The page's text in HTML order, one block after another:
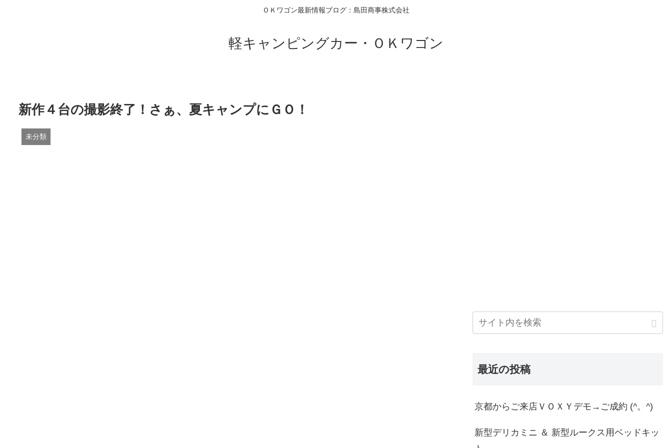
ＯＫワゴン最新情報ブログ：島田商事株式会社
軽キャンピングカー・ＯＫワゴン
新作４台の撮影終了！さぁ、夏キャンプにＧＯ！
未分類
最近の投稿
京都からご来店ＶＯＸＹデモ→ご成約 (^。^)
新型デリカミニ ＆ 新型ルークス用ベッドキッ